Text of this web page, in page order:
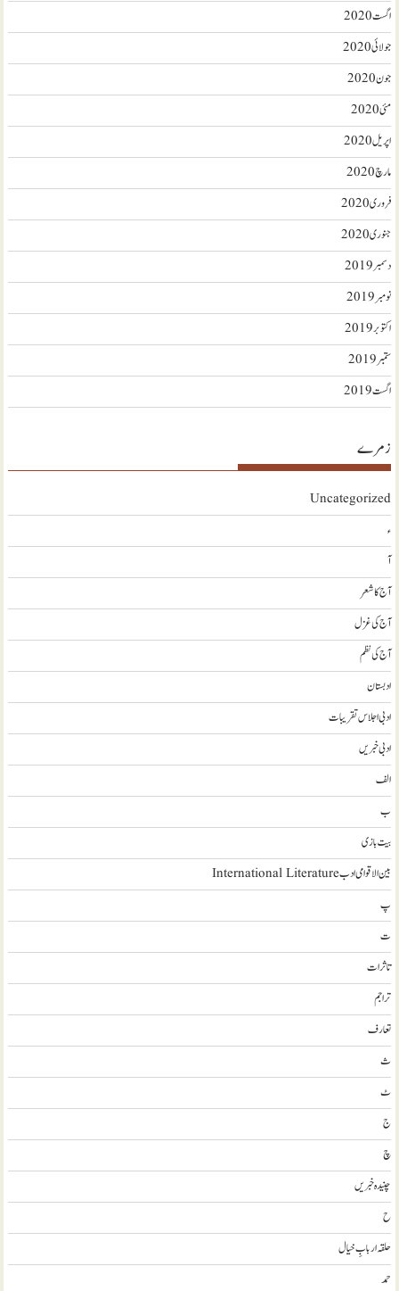
اگست 2020
جولائی 2020
جون 2020
مئی 2020
اپریل 2020
مارچ 2020
فروری 2020
جنوری 2020
دسمبر 2019
نومبر 2019
اکتوبر 2019
ستمبر 2019
اگست 2019
زمرے
Uncategorized
ء
آ
آج کا شعر
آج کی غزل
آج کی نظم
ادبستان
ادبی اجلاس تقریبات
ادبی خبریں
الف
ب
بیت بازی
بین الاقوامی ادب International Literature
پ
ت
تاثرات
تراجم
تعارف
ث
ٹ
ج
چ
چنیدہ خبریں
ح
حلقہ اربابِ خیال
حمد